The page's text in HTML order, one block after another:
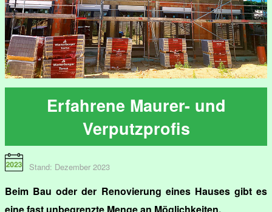
Erfahrene Maurer- und
Verputzprofis
Stand: Dezember 2023
Beim Bau oder der Renovierung eines Hauses gibt es